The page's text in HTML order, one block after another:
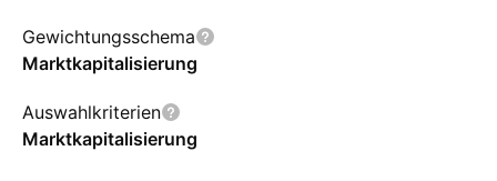
Gewichtungsschema
Marktkapitalisierung
Auswahlkriterien
Marktkapitalisierung